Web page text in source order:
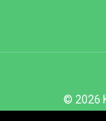
© 2026